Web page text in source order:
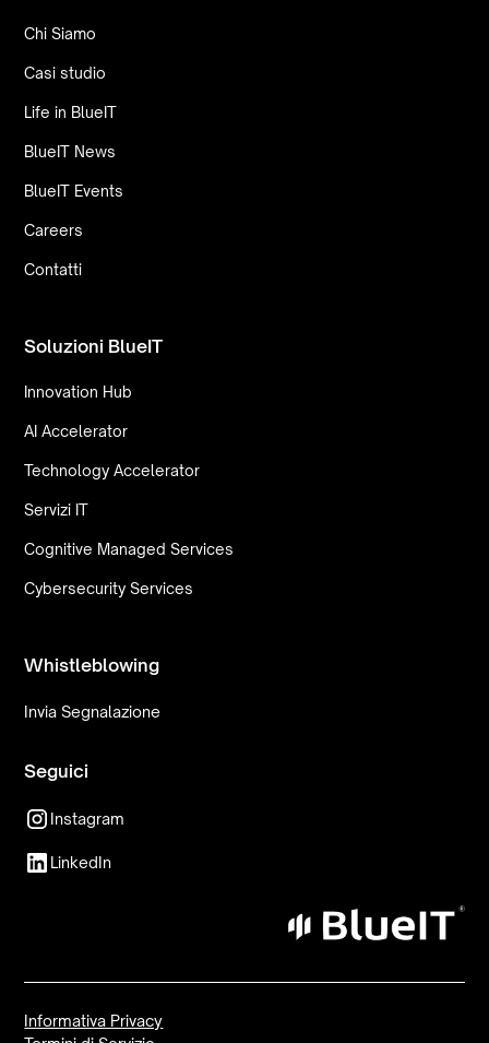
Chi Siamo
Casi studio
Life in BlueIT
BlueIT News
BlueIT Events
Careers
Contatti
Soluzioni BlueIT
Innovation Hub
AI Accelerator
Technology Accelerator
Servizi IT
Cognitive Managed Services
Cybersecurity Services
Whistleblowing
Invia Segnalazione
Seguici
Instagram
LinkedIn
Informativa Privacy